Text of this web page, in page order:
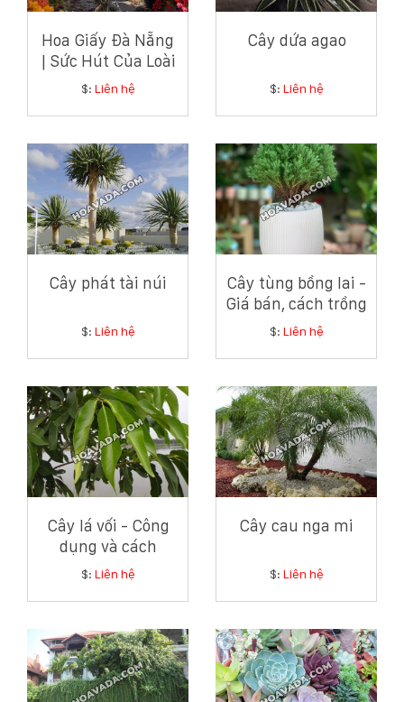
Hoa Giấy Đà Nẵng
| Sức Hút Của Loài
Hoa Giản Dị Mà
$: Liên hệ
Cây dứa agao
$: Liên hệ
Cây phát tài núi
$: Liên hệ
Cây tùng bồng lai -
Giá bán, cách trồng
và chăm sóc cây
$: Liên hệ
Cây lá vối - Công
dụng và cách
chăm sóc cây lá vối
$: Liên hệ
Cây cau nga mi
$: Liên hệ